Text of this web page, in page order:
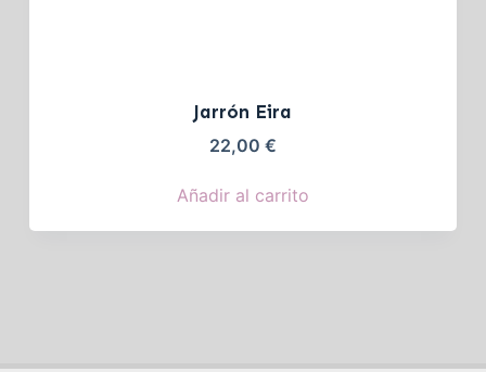
Jarrón Eira
22,00 €
Añadir al carrito